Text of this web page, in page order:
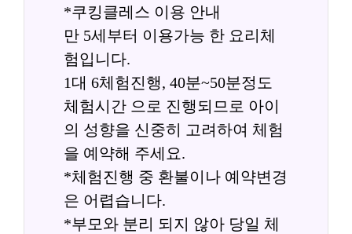
*쿠킹클레스 이용 안내
만 5세부터 이용가능 한 요리체
험입니다.
1대 6체험진행, 40분~50분정도
체험시간 으로 진행되므로 아이
의 성향을 신중히 고려하여 체험
을 예약해 주세요.
*체험진행 중 환불이나 예약변경
은 어렵습니다.
*부모와 분리 되지 않아 당일 체